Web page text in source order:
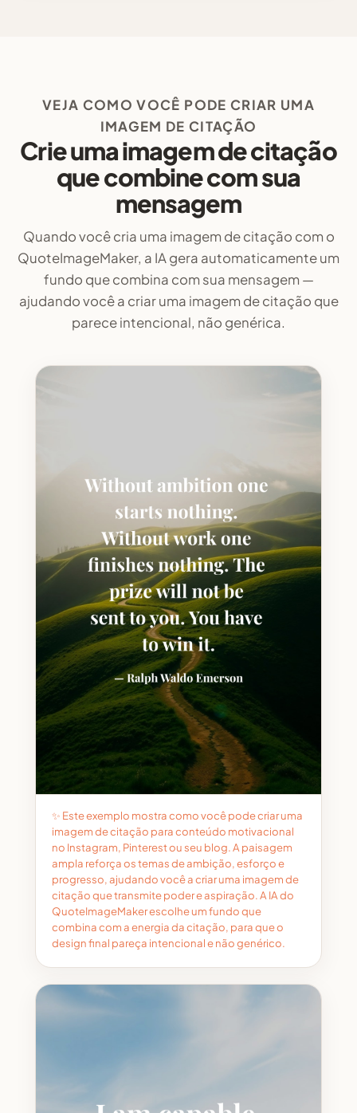
VEJA COMO VOCÊ PODE CRIAR UMA
IMAGEM DE CITAÇÃO
Crie uma imagem de citação
que combine com sua
mensagem
Quando você cria uma imagem de citação com o
QuoteImageMaker, a IA gera automaticamente um
fundo que combina com sua mensagem —
ajudando você a criar uma imagem de citação que
parece intencional, não genérica.
✨ Este exemplo mostra como você pode criar uma
imagem de citação para conteúdo motivacional
no Instagram, Pinterest ou seu blog. A paisagem
ampla reforça os temas de ambição, esforço e
progresso, ajudando você a criar uma imagem de
citação que transmite poder e aspiração. A IA do
QuoteImageMaker escolhe um fundo que
combina com a energia da citação, para que o
design final pareça intencional e não genérico.